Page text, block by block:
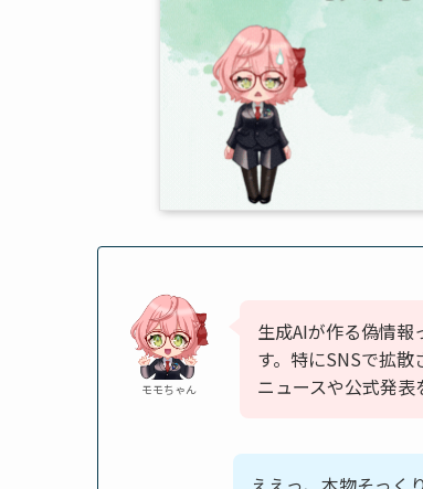
モモちゃん
生成AIが作る偽情報
す。特にSNSで拡
ニュースや公式発表